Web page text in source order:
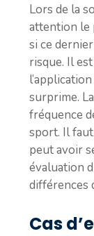
Lors de la
attention le
si ce
risque. Il
surprime.
fréquence
sport. Il
peut avoir
évaluation
différences
Cas